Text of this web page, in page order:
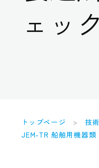
ェッ
トップページ 技
JEM-TR 船舶用機器類